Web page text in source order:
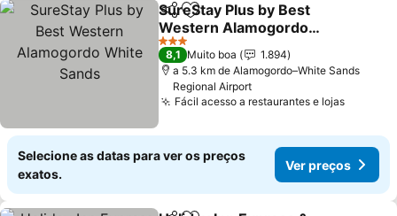
PartilharAdicionar aos favoritos
SureStay Plus by Best
Western Alamogordo
White Sands
Ver preços
3 Estrelas
8,1 Muito boa
1.894
a 5.3 km de Alamogordo–White Sands
Regional Airport
Fácil acesso a restaurantes e lojasVer
Selecione as datas para ver os preços
exatos.
Ver preços